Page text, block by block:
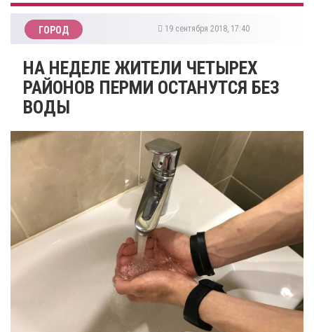
ГОРОД 19 сентября 2018, 17:40
​НА НЕДЕЛЕ ЖИТЕЛИ ЧЕТЫРЕХ
РАЙОНОВ ПЕРМИ ОСТАНУТСЯ БЕЗ
ВОДЫ